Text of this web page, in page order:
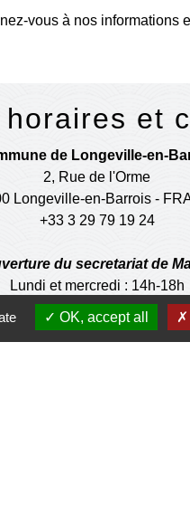
vous à nos informations
et
de Longeville-en-
2, Rue de l'Orme
Longeville-en-Barrois -
+33 3 29 79 19 24
du secretariat de
Lundi et mercredi : 14h-18h
jeudi-vendredi : 11h-12h et
et les adjoints reçoivent
OK, accept all